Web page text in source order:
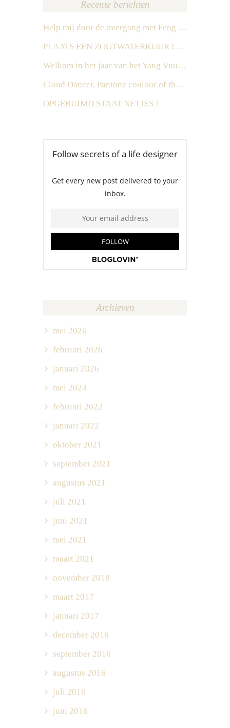
Recente berichten
Help mij door de overgang met Feng Shui
PLAATS EEN ZOUTWATERKUUR IN HET ZUIDEN IN 2026
Welkom in het jaar van het Yang Vuur Paard
Cloud Dancer, Pantone coulour of the year 2026
OPGERUIMD STAAT NETJES !
Archieven
mei 2026
februari 2026
januari 2026
mei 2024
februari 2022
januari 2022
oktober 2021
september 2021
augustus 2021
juli 2021
juni 2021
mei 2021
maart 2021
november 2018
maart 2017
januari 2017
december 2016
september 2016
augustus 2016
juli 2016
juni 2016